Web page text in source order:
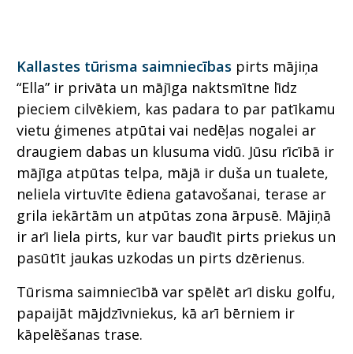
Kallastes tūrisma saimniecības pirts mājiņa
“Ella” ir privāta un mājīga naktsmītne līdz
pieciem cilvēkiem, kas padara to par patīkamu
vietu ģimenes atpūtai vai nedēļas nogalei ar
draugiem dabas un klusuma vidū. Jūsu rīcībā ir
mājīga atpūtas telpa, mājā ir duša un tualete,
neliela virtuvīte ēdiena gatavošanai, terase ar
grila iekārtām un atpūtas zona ārpusē. Mājiņā
ir arī liela pirts, kur var baudīt pirts priekus un
pasūtīt jaukas uzkodas un pirts dzērienus.
Tūrisma saimniecībā var spēlēt arī disku golfu,
papaijāt mājdzīvniekus, kā arī bērniem ir
kāpelēšanas trase.